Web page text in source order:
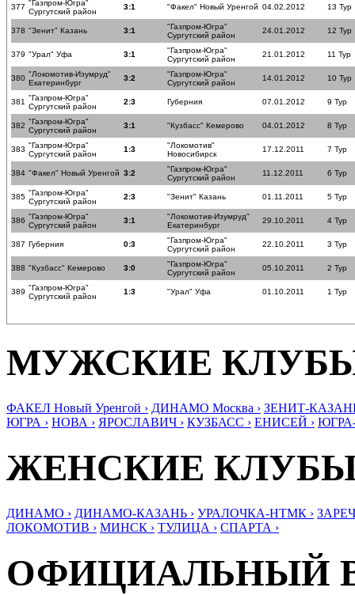
377 "Газпром-Югра"
Сургутский район
3:1 "Факел" Новый Уренгой 04.02.2012 13 Тур
378 "Зенит" Казань 3:1
"Газпром-Югра"
Сургутский район
24.01.2012 12 Тур
379 "Урал" Уфа 3:1
"Газпром-Югра"
Сургутский район
21.01.2012 11 Тур
380 "Локомотив-Изумруд"
Екатеринбург
3:2
"Газпром-Югра"
Сургутский район
14.01.2012 10 Тур
381 "Газпром-Югра"
Сургутский район
2:3 Губерния 07.01.2012 9 Тур
382 "Газпром-Югра"
Сургутский район
3:1 "Кузбасс" Кемерово 04.01.2012 8 Тур
383 "Газпром-Югра"
Сургутский район
1:3
"Локомотив"
Новосибирск
17.12.2011 7 Тур
384 "Факел" Новый Уренгой 3:2
"Газпром-Югра"
Сургутский район
11.12.2011 6 Тур
385 "Газпром-Югра"
Сургутский район
2:3 "Зенит" Казань 01.11.2011 5 Тур
386 "Газпром-Югра"
Сургутский район
3:1
"Локомотив-Изумруд"
Екатеринбург
29.10.2011 4 Тур
387 Губерния 0:3
"Газпром-Югра"
Сургутский район
22.10.2011 3 Тур
388 "Кузбасс" Кемерово 3:0
"Газпром-Югра"
Сургутский район
05.10.2011 2 Тур
389 "Газпром-Югра"
Сургутский район
1:3 "Урал" Уфа 01.10.2011 1 Тур
МУЖСКИЕ
ФАКЕЛ Новый Уренгой › ДИНАМО Москва › ЗЕНИТ-
ЮГРА › НОВА › ЯРОСЛАВИЧ › КУЗБАСС › ЕНИСЕЙ ›
ЖЕНСКИЕ
ДИНАМО › ДИНАМО-КАЗАНЬ › УРАЛОЧКА-НТМК ›
ЛОКОМОТИВ › МИНСК › ТУЛИЦА › СПАРТА ›
ОФИЦИАЛЬНЫЙ